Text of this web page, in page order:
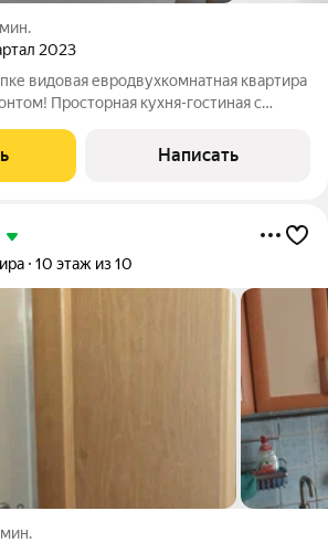
2023
видовая евродвухкомнатная квартира
Просторная кухня-гостиная с
для себя, поэтому на материалах не
Написать
10 этаж из 10